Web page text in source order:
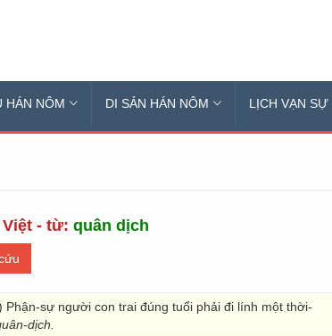
HÁN NÔM DI SẢN HÁN NÔM LỊCH VẠN SỰ
- từ: quân dịch
Phận-sự người con trai đúng tuổi phải đi lính một thời-
dịch.